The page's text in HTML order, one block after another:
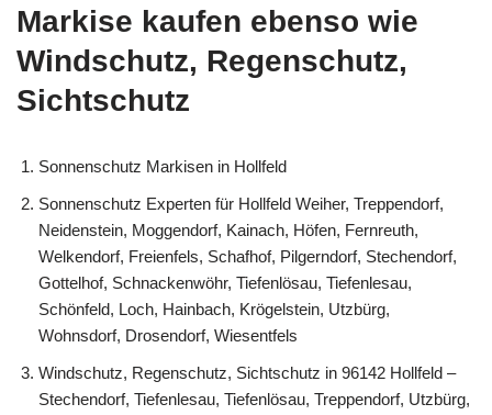
Markise kaufen ebenso wie
Windschutz, Regenschutz,
Sichtschutz
Sonnenschutz Markisen in Hollfeld
Sonnenschutz Experten für Hollfeld Weiher, Treppendorf,
Neidenstein, Moggendorf, Kainach, Höfen, Fernreuth,
Welkendorf, Freienfels, Schafhof, Pilgerndorf, Stechendorf,
Gottelhof, Schnackenwöhr, Tiefenlösau, Tiefenlesau,
Schönfeld, Loch, Hainbach, Krögelstein, Utzbürg,
Wohnsdorf, Drosendorf, Wiesentfels
Windschutz, Regenschutz, Sichtschutz in 96142 Hollfeld –
Stechendorf, Tiefenlesau, Tiefenlösau, Treppendorf, Utzbürg,